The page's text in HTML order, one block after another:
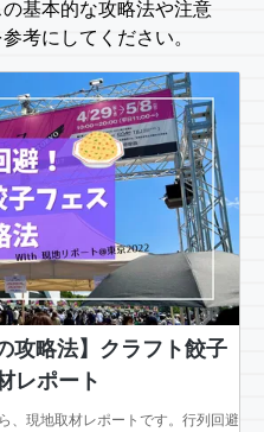
基本的な攻略法や注意
考にしてください。
攻略法】クラフト餃子
レポート
、現地取材レポートです。行列回避